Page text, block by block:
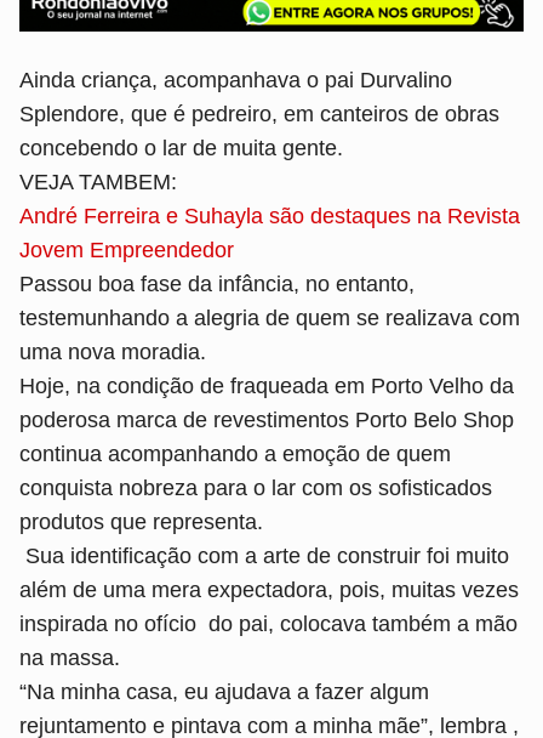
Ainda criança, acompanhava o pai Durvalino
Splendore, que é pedreiro, em canteiros de obras
concebendo o lar de muita gente.
VEJA TAMBEM:
André Ferreira e Suhayla são destaques na Revista
Jovem Empreendedor
Passou boa fase da infância, no entanto,
testemunhando a alegria de quem se realizava com
uma nova moradia.
Hoje, na condição de fraqueada em Porto Velho da
poderosa marca de revestimentos Porto Belo Shop
continua acompanhando a emoção de quem
conquista nobreza para o lar com os sofisticados
produtos que representa.
Sua identificação com a arte de construir foi muito
além de uma mera expectadora, pois, muitas vezes
inspirada no ofício do pai, colocava também a mão
na massa.
“Na minha casa, eu ajudava a fazer algum
rejuntamento e pintava com a minha mãe”, lembra ,